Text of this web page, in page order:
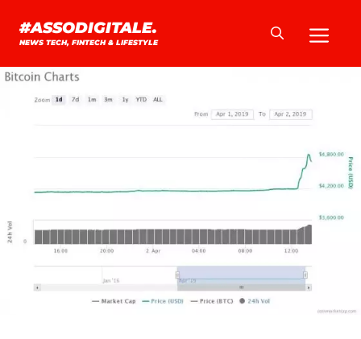
#ASSODIGITALE.
NEWS TECH, FINTECH & LIFESTYLE